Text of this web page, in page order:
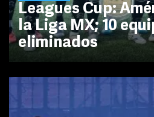
Leagues Cup:
la Liga MX; 10
eliminados